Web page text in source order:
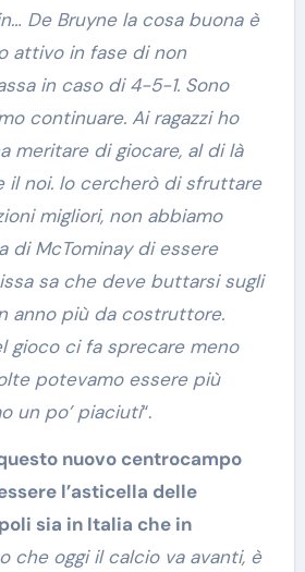
De Bruyne la cosa buona è
attivo in fase di non
in caso di 4-5-1. Sono
continuare. Ai ragazzi ho
meritare di giocare, al di là
il noi. lo cercherò di sfruttare
migliori, non abbiamo
di McTominay di essere
sa che deve buttarsi sugli
anno più da costruttore.
gioco ci fa sprecare meno
potevamo essere più
un po’ piaciuti“.
nuovo centrocampo
l’asticella delle
sia in Italia che in
che oggi il calcio va avanti, è